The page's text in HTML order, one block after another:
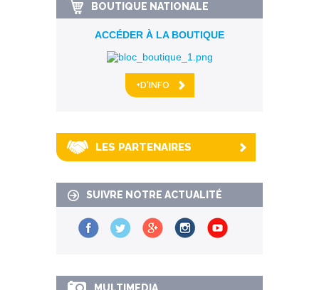
BOUTIQUE NATIONALE
ACCÉDER À LA BOUTIQUE
+D'INFO
LES PARTENAIRES
SUIVRE NOTRE ACTUALITÉ